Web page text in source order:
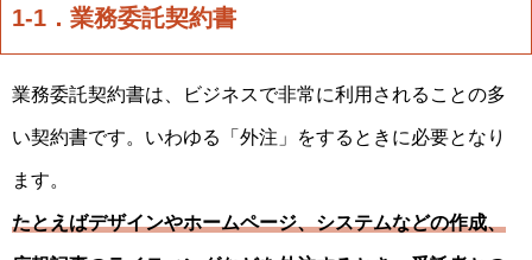
1-1．業務委託契約書
業務委託契約書は、ビジネスで非常に利用されることの多
い契約書です。いわゆる「外注」をするときに必要となり
ます。
たとえばデザインやホームページ、システムなどの作成、